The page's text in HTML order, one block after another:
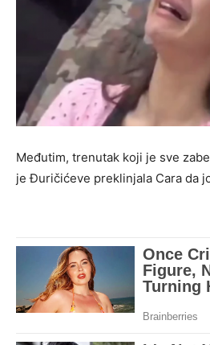
Međutim, trenutak koji je sve
je Đuričićeve preklinjala Cara da